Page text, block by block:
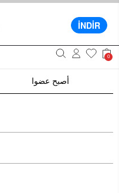
İNDİR خيارات تصل إلى 12 شهرًا
0
أصبح عضوا